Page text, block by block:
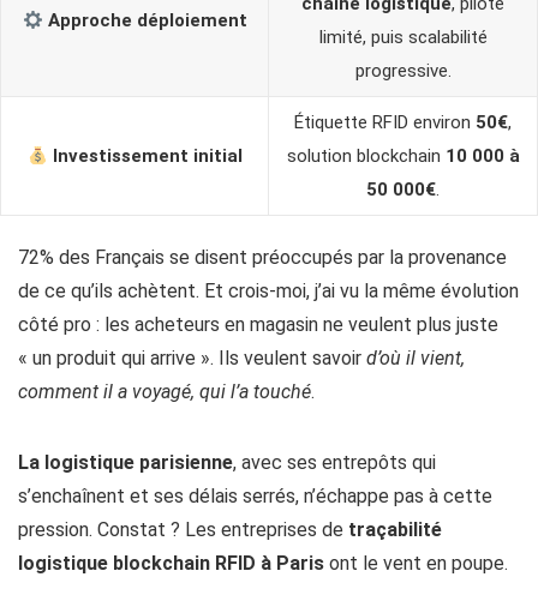
Approche déploiement
limité, puis scalabilité
progressive.
Investissement initial
Étiquette RFID environ 50€,
solution blockchain 10 000 à
50 000€.
72% des Français se disent préoccupés par la provenance
de ce qu’ils achètent. Et crois-moi, j’ai vu la même évolution
côté pro : les acheteurs en magasin ne veulent plus juste
« un produit qui arrive ». Ils veulent savoir d’où il vient,
comment il a voyagé, qui l’a touché.
La logistique parisienne, avec ses entrepôts qui
s’enchaînent et ses délais serrés, n’échappe pas à cette
pression. Constat ? Les entreprises de traçabilité
logistique blockchain RFID à Paris ont le vent en poupe.